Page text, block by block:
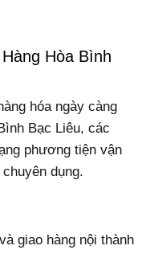
Hòa Bình
hóa ngày càng
Bạc Liêu, các
phương tiện vận
dụng.
giao hàng nội thành